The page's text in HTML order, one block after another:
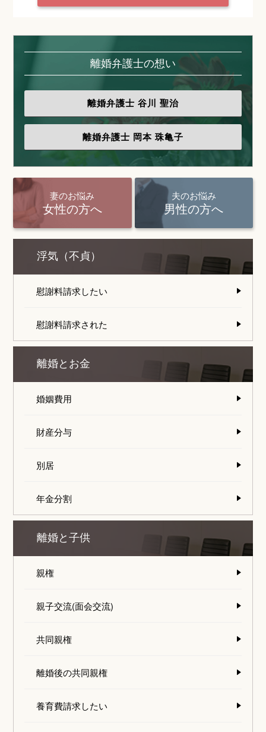
離婚弁護士の想い
離婚弁護士 谷川 聖治
離婚弁護士 岡本 珠亀子
妻のお悩み
女性の方へ
夫のお悩み
男性の方へ
浮気（不貞）
慰謝料請求したい
慰謝料請求された
離婚とお金
婚姻費用
財産分与
別居
年金分割
離婚と子供
親権
親子交流(面会交流)
共同親権
離婚後の共同親権
養育費請求したい